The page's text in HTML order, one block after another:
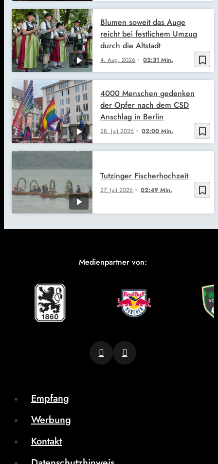
bookmark_border
4. Aug. 2026 02:31 Min.
Blumen soweit das Auge
reicht bei festlichem Umzug
durch die Altstadt
bookmark_border
28. Juli 2026 02:00 Min.
4000 Menschen gedenken
der Opfer nach dem CSD
Anschlag in Berlin
bookmark_border
27. Juli 2026 02:49 Min.
Tutzinger Fischerhochzeit
Medienpartner von:
Empfang
Werbung
Kontakt